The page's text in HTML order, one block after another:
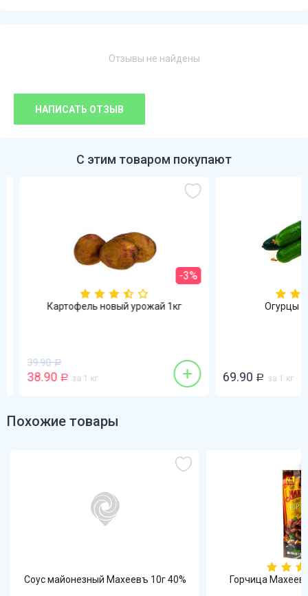
Отзывы не найдены
НАПИСАТЬ ОТЗЫВ
С этим товаром покупают
-3%
Картофель новый урожай 1кг
39.90 Р
38.90 за 1 кг +
Огурцы
69.90 Р за 1 кг
Похожие товары
Соус майонезный Махеевъ 10г 40% Горчица